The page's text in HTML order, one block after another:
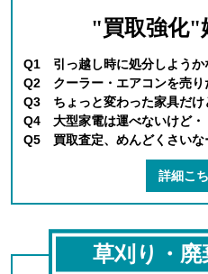
"買取強化"
Q1 引っ越し時に処分しようか
Q2 クーラー・エアコンを売り
Q3 ちょっと変わった家具だけ
Q4 大型家電は運べないけど・
Q5 買取査定、めんどくさいな
詳細こ
草刈り・